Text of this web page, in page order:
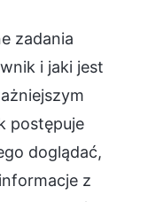
zadania
i jaki jest
postępuje
doglądać,
z